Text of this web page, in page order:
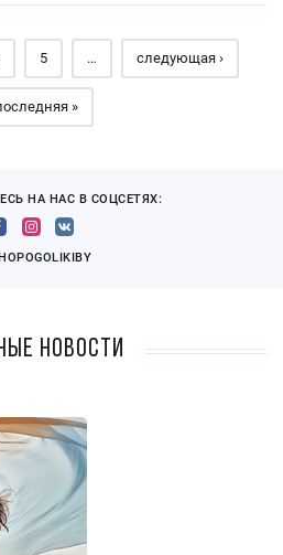
5 … следующая ›
»
НА НАС В СОЦСЕТЯХ:
новости